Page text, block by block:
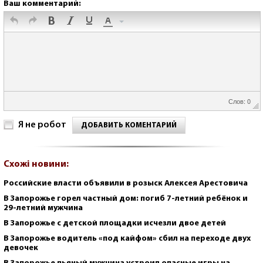
Ваш комментарий:
Слов: 0
Я не робот ДОБАВИТЬ КОМЕНТАРИЙ
Схожі новини:
Российские власти объявили в розыск Алексея Арестовича
В Запорожье горел частный дом: погиб 7-летний ребёнок и
29-летний мужчина
В Запорожье с детской площадки исчезли двое детей
В Запорожье водитель «под кайфом» сбил на переходе двух
девочек